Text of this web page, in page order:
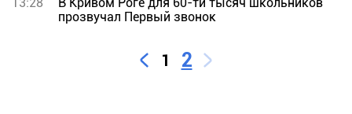
прозвучал Первый звонок
1 2